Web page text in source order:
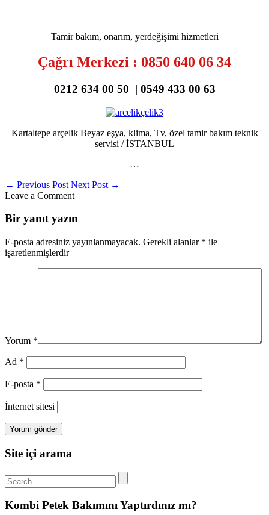
Tamir bakım, onarım, yerdeğişimi hizmetleri
Çağrı Merkezi : 0850 640 06 34
0212 634 00 50 | 0549 433 00 63
Kartaltepe arçelik Beyaz eşya, klima, Tv, özel tamir bakım teknik
servisi / İSTANBUL
…
← Previous Post Next Post →
Leave a Comment
Bir yanıt yazın
E-posta adresiniz yayınlanmayacak. Gerekli alanlar * ile
işaretlenmişlerdir
Yorum *
Ad *
E-posta *
İnternet sitesi
Site içi arama
Kombi Petek Bakımını Yaptırdınız mı?